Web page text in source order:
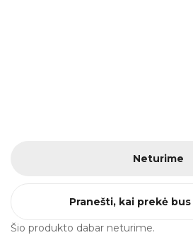
Neturime
Pranešti, kai prekė
Šio produkto dabar neturime.